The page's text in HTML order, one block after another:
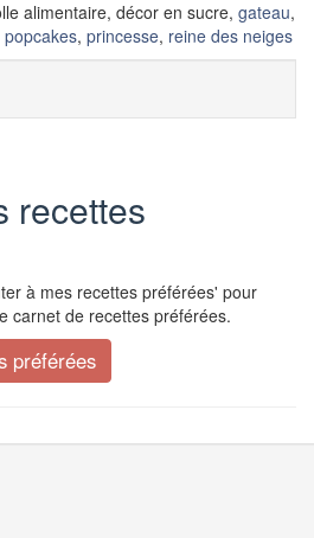
alimentaire, décor en sucre, gateau,
popcakes, princesse, reine des neiges
recettes
à mes recettes préférées' pour
carnet de recettes préférées.